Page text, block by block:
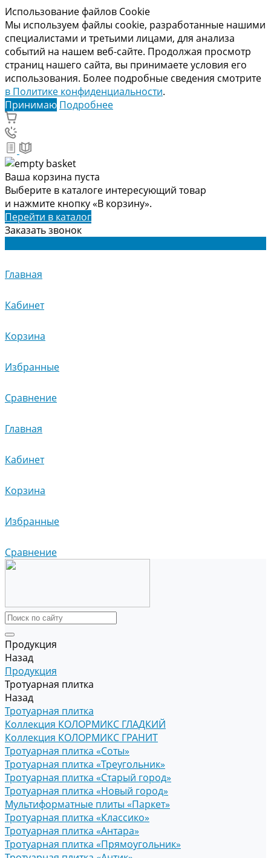
Использование файлов Cookie
Мы используем файлы cookie, разработанные нашими
специалистами и третьими лицами, для анализа
событий на нашем веб-сайте. Продолжая просмотр
страниц нашего сайта, вы принимаете условия его
использования. Более подробные сведения смотрите
в Политике конфиденциальности.
Принимаю Подробнее
Ваша корзина пуста
Выберите в каталоге интересующий товар
и нажмите кнопку «В корзину».
Перейти в каталог
Заказать звонок
Главная
Кабинет
Корзина
Избранные
Сравнение
Главная
Кабинет
Корзина
Избранные
Сравнение
Продукция
Назад
Продукция
Тротуарная плитка
Назад
Тротуарная плитка
Коллекция КОЛОРМИКС ГЛАДКИЙ
Коллекция КОЛОРМИКС ГРАНИТ
Тротуарная плитка «Соты»
Тротуарная плитка «Треугольник»
Тротуарная плитка «Старый город»
Тротуарная плитка «Новый город»
Мультиформатные плиты «Паркет»
Тротуарная плитка «Классико»
Тротуарная плитка «Антара»
Тротуарная плитка «Прямоугольник»